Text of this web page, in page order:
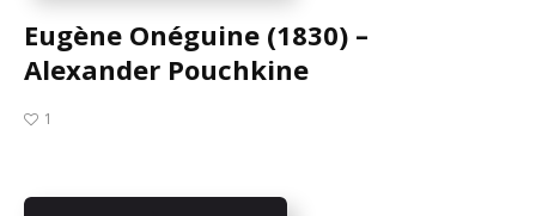
Eugène Onéguine (1830) –
Alexander Pouchkine
1